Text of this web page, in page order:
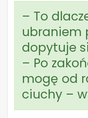
– To
ubraniem
dopytuje
– Po
mogę od
ciuchy –